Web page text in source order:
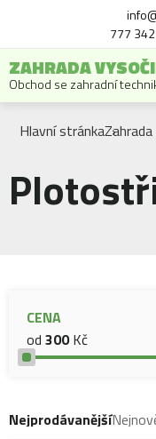
777
ZAHRADA
Obchod se zahradní
Hlavní stránka
CENA
od 300Kč
Nejprodávanější